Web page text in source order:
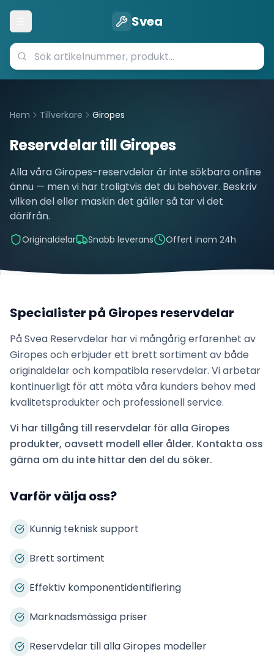
Öppna meny Svea
Hem Tillverkare Giropes
Reservdelar tillGiropes
Alla våraGiropes-reservdelar är inte sökbara online
ännu — men vi har troligtvis det du behöver. Beskriv
vilken del eller maskin det gäller så tar vi det
därifrån.
Originaldelar Snabb leverans Offert inom 24h
Specialister på Giropesreservdelar
På Svea Reservdelar har vi mångårig erfarenhet av
Giropes och erbjuder ett brett sortiment av både
originaldelar och kompatibla reservdelar. Vi arbetar
kontinuerligt för att möta våra kunders behov med
kvalitetsprodukter och professionell service.
Vi har tillgång till reservdelar för alla Giropes
produkter, oavsett modell eller ålder. Kontakta oss
gärna om du inte hittar den del du söker.
Varför välja oss?
Kunnig teknisk support
Brett sortiment
Effektiv komponentidentifiering
Marknadsmässiga priser
Reservdelar till alla Giropes modeller